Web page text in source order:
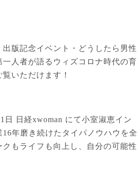
出版記念イベント・どうしたら男性
人者が語るウィズコロナ時代の育
いただけます！
日 日経xwoman にて小室淑恵イン
年磨き続けたタイパノウハウを全
もライフも向上し、自分の可能性